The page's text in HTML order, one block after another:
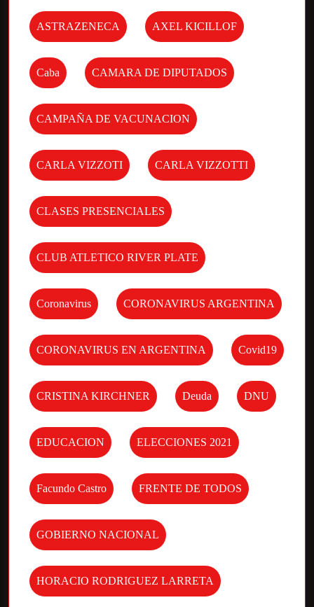
ASTRAZENECA AXEL KICILLOF
Caba CAMARA DE DIPUTADOS
CAMPAÑA DE VACUNACION
CARLA VIZZOTI CARLA VIZZOTTI
CLASES PRESENCIALES
CLUB ATLETICO RIVER PLATE
Coronavirus CORONAVIRUS ARGENTINA
CORONAVIRUS EN ARGENTINA Covid19
CRISTINA KIRCHNER Deuda DNU
EDUCACION ELECCIONES 2021
Facundo Castro FRENTE DE TODOS
GOBIERNO NACIONAL
HORACIO RODRIGUEZ LARRETA